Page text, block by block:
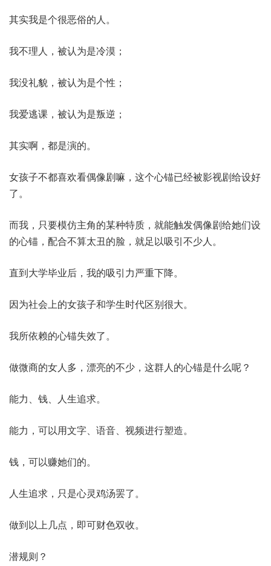
其实我是个很恶俗的人。
我不理人，被认为是冷漠；
我没礼貌，被认为是个性；
我爱逃课，被认为是叛逆；
其实啊，都是演的。
女孩子不都喜欢看偶像剧嘛，这个心锚已经被影视剧给设好
了。
而我，只要模仿主角的某种特质，就能触发偶像剧给她们设
的心锚，配合不算太丑的脸，就足以吸引不少人。
直到大学毕业后，我的吸引力严重下降。
因为社会上的女孩子和学生时代区别很大。
我所依赖的心锚失效了。
做微商的女人多，漂亮的不少，这群人的心锚是什么呢？
能力、钱、人生追求。
能力，可以用文字、语音、视频进行塑造。
钱，可以赚她们的。
人生追求，只是心灵鸡汤罢了。
做到以上几点，即可财色双收。
潜规则？